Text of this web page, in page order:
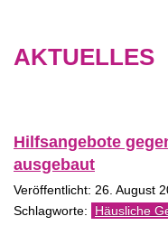
AKTUELLES
Hilfsangebote
ausgebaut
Veröffentlicht: 26. August
Häusliche